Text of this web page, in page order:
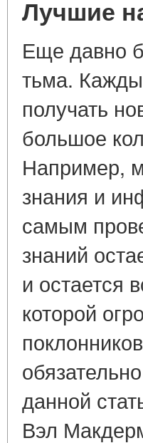
Лучшие
Еще давно
тьма.
получать
большое
Например,
знания и
самым
знаний
и остается
которой
данной
Вэл